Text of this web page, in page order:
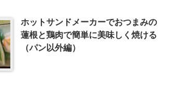
ホットサンドメーカーでおつまみの
蓮根と鶏肉で簡単に美味しく焼ける
（パン以外編）